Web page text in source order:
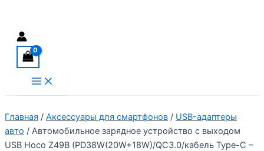
содержимому
Main
Menu
Главная / Аксессуары для смартфонов / USB-адаптеры
авто / Автомобильное зарядное устройство с выходом
USB Hoco Z49B (PD38W(20W+18W)/QC3.0/кабель Type-C –